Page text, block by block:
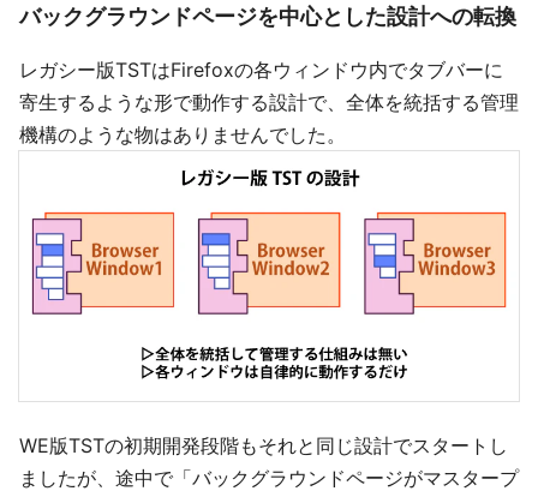
バックグラウンドページを中心とした設計への転換
レガシー版TSTはFirefoxの各ウィンドウ内でタブバーに
寄生するような形で動作する設計で、全体を統括する管理
機構のような物はありませんでした。
WE版TSTの初期開発段階もそれと同じ設計でスタートし
ましたが、途中で「バックグラウンドページがマスタープ